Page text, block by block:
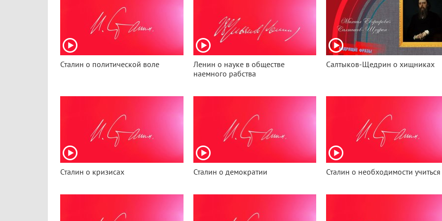
Сталин о политической воле
Ленин о науке в обществе
наемного рабства
Салтыков-Щедрин о хищниках
Сталин о кризисах Сталин о демократии Сталин о необходимости учиться